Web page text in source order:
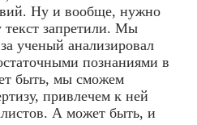
Ну и вообще, нужно
текст запретили. Мы
ученый анализировал
познаниями в
быть, мы сможем
привлечем к ней
А может быть, и